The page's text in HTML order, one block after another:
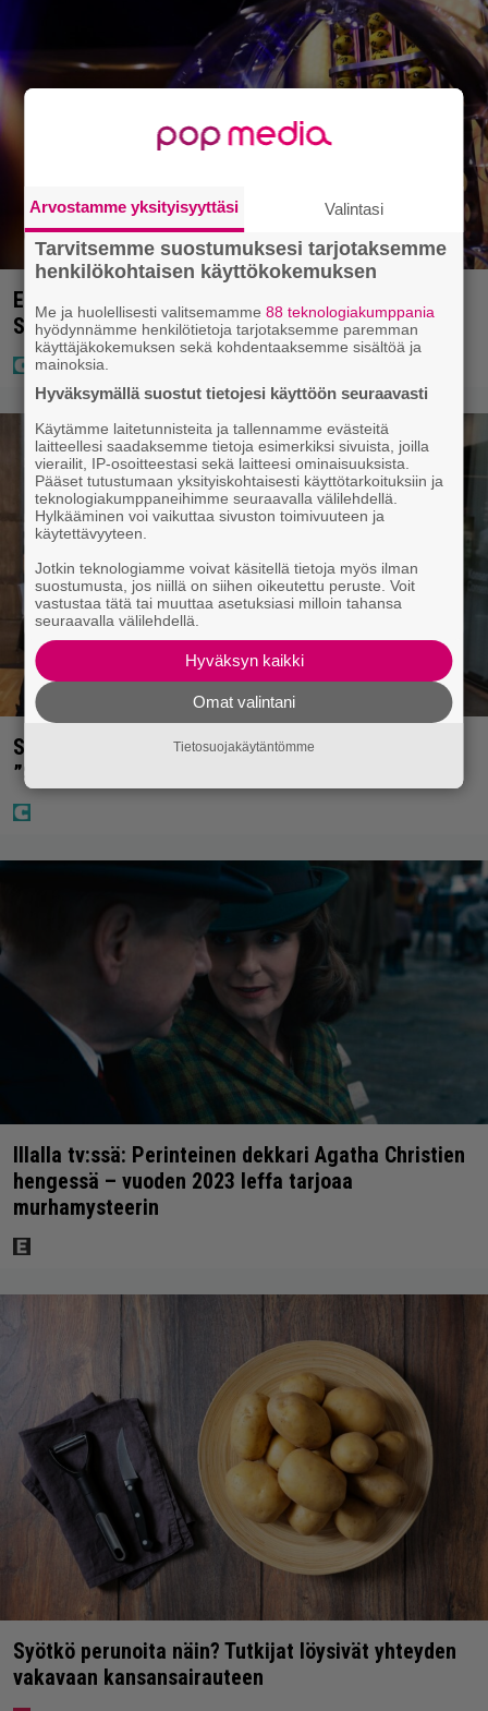
Eurojackpotissa poksahti 32,7 miljoonaa, ja tänne
Suomen isoin voitto meni
Sara ja Mikko Parikka etsivät uutta kotia –
”Seuraavaan kotiin tämmöinen”
Illalla tv:ssä: Perinteinen dekkari Agatha Christien
hengessä – vuoden 2023 leffa tarjoaa
murhamysteerin
Syötkö perunoita näin? Tutkijat löysivät yhteyden
vakavaan kansansairauteen
Arvostamme yksityisyyttäsi Valintasi
Tarvitsemme suostumuksesi tarjotaksemme
henkilökohtaisen käyttökokemuksen
Me ja huolellisesti valitsemamme88 teknologiakumppania
hyödynnämme henkilötietoja tarjotaksemme paremman
käyttäjäkokemuksen sekä kohdentaaksemme sisältöä ja
mainoksia.
Hyväksymällä suostut tietojesi käyttöön seuraavasti
Käytämme laitetunnisteita ja tallennamme evästeitä
laitteellesi saadaksemme tietoja esimerkiksi sivuista, joilla
vierailit, IP-osoitteestasi sekä laitteesi ominaisuuksista.
Pääset tutustumaan yksityiskohtaisesti käyttötarkoituksiin ja
teknologiakumppaneihimme seuraavalla välilehdellä.
Hylkääminen voi vaikuttaa sivuston toimivuuteen ja
käytettävyyteen.
Jotkin teknologiamme voivat käsitellä tietoja myös ilman
suostumusta, jos niillä on siihen oikeutettu peruste. Voit
vastustaa tätä tai muuttaa asetuksiasi milloin tahansa
seuraavalla välilehdellä.
Hyväksyn kaikki
Omat valintani
Tietosuojakäytäntömme